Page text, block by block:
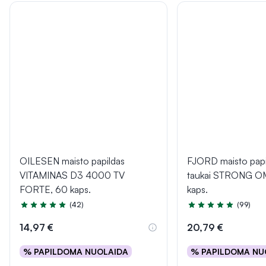
OILESEN maisto papildas
VITAMINAS D3 4000 TV
FORTE, 60 kaps.
Įvertinimas 5.0 iš 5
(42)
14,97 €
% PAPILDOMA NUOLAIDA
FJORD maisto
taukai STRONG
kaps.
Įvertinimas 4.9 iš 5
(99)
20,79 €
% PAPILDOMA